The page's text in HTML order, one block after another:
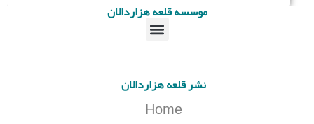
موسسه قلعه هزاردالان
نشر قلعه هزاردالان
Home